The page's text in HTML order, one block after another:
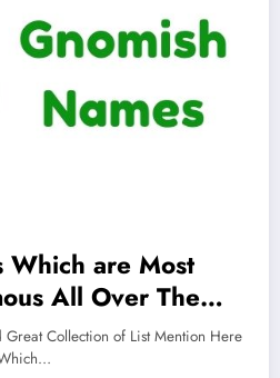
Which are Most
All Over The
Collection of List Mention Here